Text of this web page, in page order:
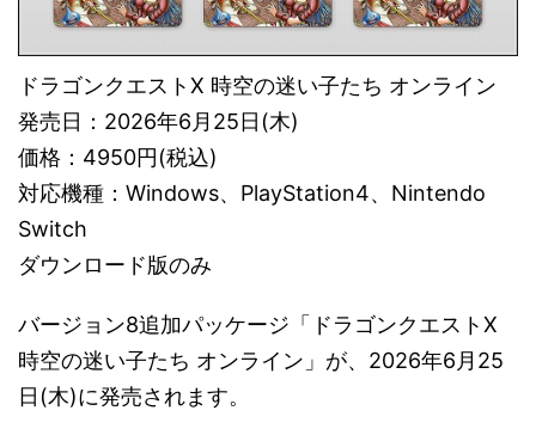
ドラゴンクエストX 時空の迷い子たち オンライン
発売日：2026年6月25日(木)
価格：4950円(税込)
対応機種：Windows、PlayStation4、Nintendo
Switch
ダウンロード版のみ
バージョン8追加パッケージ「ドラゴンクエストX
時空の迷い子たち オンライン」が、2026年6月25
日(木)に発売されます。